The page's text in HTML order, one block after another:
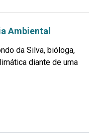
Ambiental
da Silva, bióloga,
diante de uma